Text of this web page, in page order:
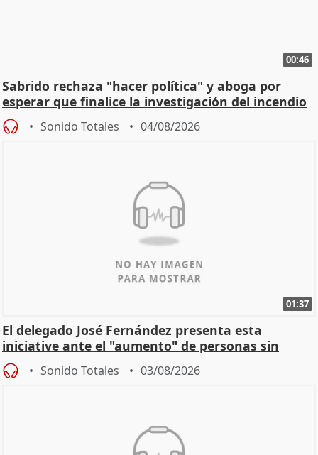
00:46
Sabrido rechaza "hacer política" y aboga por
esperar que finalice la investigación del incendio
Sonido Totales 04/08/2026
01:37
El delegado José Fernández presenta esta
iniciative ante el "aumento" de personas sin
hogar en Madri
Sonido Totales 03/08/2026